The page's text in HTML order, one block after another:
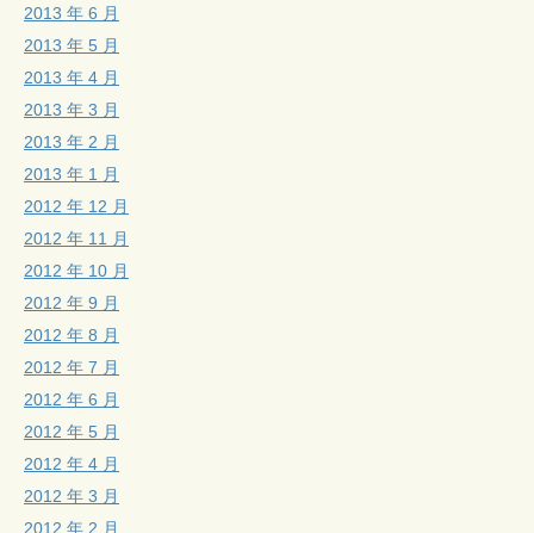
2013 年 6 月
2013 年 5 月
2013 年 4 月
2013 年 3 月
2013 年 2 月
2013 年 1 月
2012 年 12 月
2012 年 11 月
2012 年 10 月
2012 年 9 月
2012 年 8 月
2012 年 7 月
2012 年 6 月
2012 年 5 月
2012 年 4 月
2012 年 3 月
2012 年 2 月